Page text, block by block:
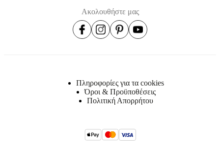
Ακολουθήστε μας
Πληροφορίες για τα cookies
Όροι & Προϋποθέσεις
Πολιτική Απορρήτου